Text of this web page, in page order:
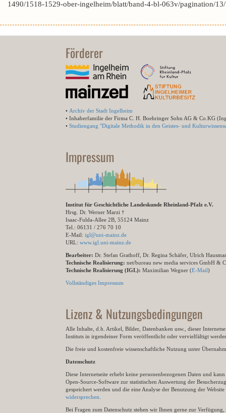
1490/1518-1529-ober-ingelheim/blatt/band-4-bl-063v/pagination/
Förderer
• Archiv der Stadt Ingelheim
• Inhaberfamilie der Firma C. H. Boehringer Sohn AG & Co.KG
• Studiengang "Digitale Methodik in den Geistes- und
Impressum
Institut für Geschichtliche Landeskunde Rheinland-Pfalz e.V.
Hrsg. Dr. Werner Marzi †
Isaac-Fulda-Allee 2B, 55124 Mainz
Tel.: 06131 / 276 70 10
E-Mail: igl@uni-mainz.de
URL: www.igl.uni-mainz.de
Bearbeiter: Dr. Stefan Grathoff, Dr. Regina Schäfer, Ulrich
Technische Realisierung: net/bureau new media services GmbH &
Technische Realisierung (IGL): Maximilian Wegner (E-Mail)
Vollständiges Impressum
Lizenz & Nutzungsbedingungen
Alle Inhalte, d.h. Artikel, Bilder, Datenbanken usw., dieser
Instituts in irgendeiner Form veröffentlicht oder vervielfältigt
Die freie und kostenfreie wissenschaftliche Nutzung unter
Datenschutz
Diese Internetseite erhebt keine personenbezogenen Daten und
Open-Source-Software zur statistischen Auswertung der
gespeichert werden und die eine Analyse der Benutzung der
widersprechen
Bei Fragen zum Datenschutz stehen wir Ihnen gerne zur